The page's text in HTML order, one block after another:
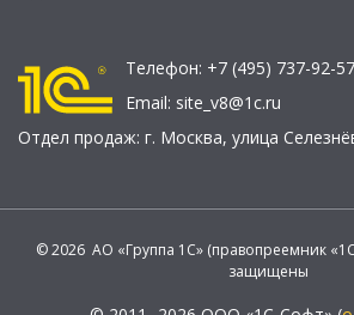
Телефон: +7 (495) 737-92-57
Email: site_v8@1c.ru
Отдел продаж: г. Москва, улица
© 2026 АО «Группа 1С» (правопреемник
защищены